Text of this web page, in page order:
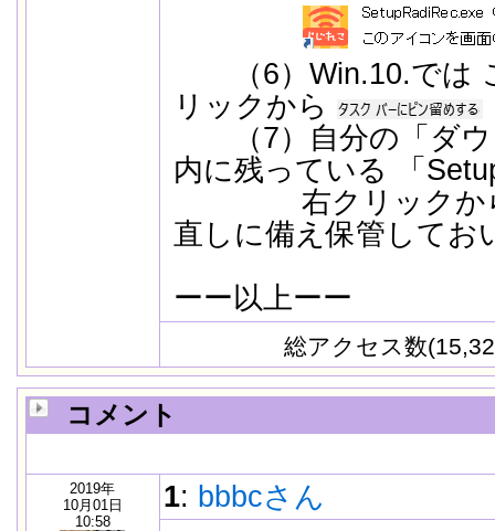
（6）Win.10.では
リックから
（7）自分の「ダウ
内に残っている 「
右クリックから
直しに備え保管してお
ーー以上ーー
総アクセス数
コメント
2019年
10月01日
10:58
1: bbbcさん